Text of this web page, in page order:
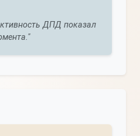
ДПД показал